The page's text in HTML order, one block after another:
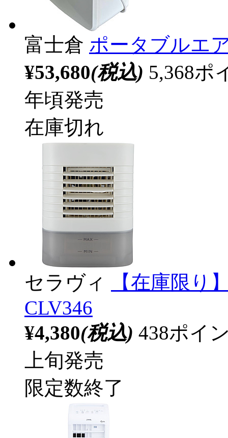
富士倉 ポータブルエ
¥53,680(税込) 5,368ポ
年頃発売
在庫切れ
セラヴィ
【在庫限り
CLV346
¥4,380(税込) 438ポイ
上旬発売
限定数終了